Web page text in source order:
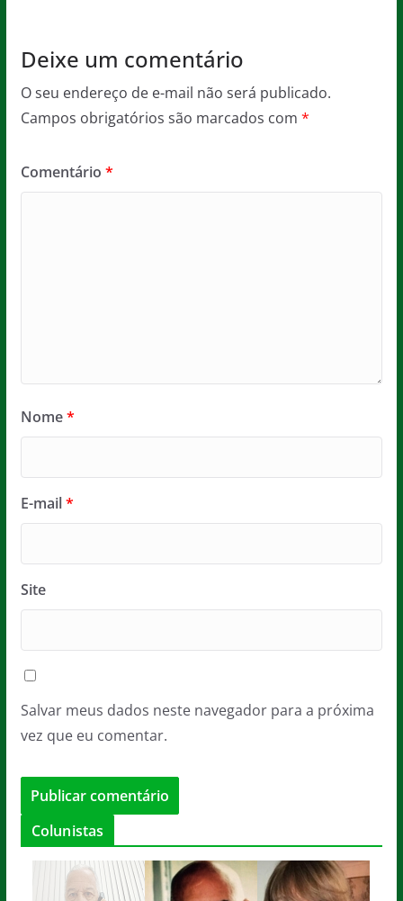
Deixe um comentário
O seu endereço de e-mail não será publicado.
Campos obrigatórios são marcados com *
Comentário *
Nome*
E-mail*
Site
Salvar meus dados neste navegador para a próxima
vez que eu comentar.
Colunistas